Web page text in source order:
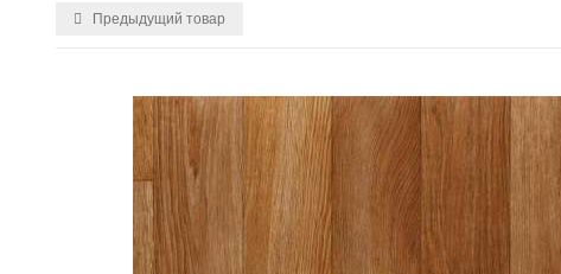
Предыдущий товар